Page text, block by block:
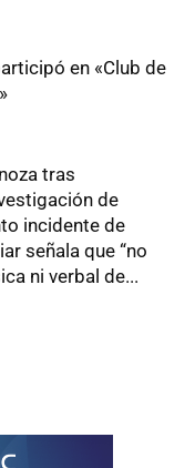
en «Club de
tras
de
incidente de
señala que “no
ni verbal de...